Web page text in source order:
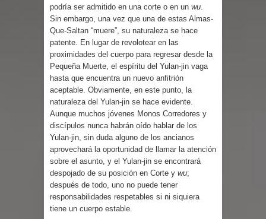
podría ser admitido en una corte o en un wu.
Sin embargo, una vez que una de estas Almas-
Que-Saltan “muere”, su naturaleza se hace
patente. En lugar de revolotear en las
proximidades del cuerpo para regresar desde la
Pequeña Muerte, el espíritu del Yulan-jin vaga
hasta que encuentra un nuevo anfitrión
aceptable. Obviamente, en este punto, la
naturaleza del Yulan-jin se hace evidente.
Aunque muchos jóvenes Monos Corredores y
discípulos nunca habrán oído hablar de los
Yulan-jin, sin duda alguno de los ancianos
aprovechará la oportunidad de llamar la atención
sobre el asunto, y el Yulan-jin se encontrará
despojado de su posición en Corte y wu;
después de todo, uno no puede tener
responsabilidades respetables si ni siquiera
tiene un cuerpo estable.